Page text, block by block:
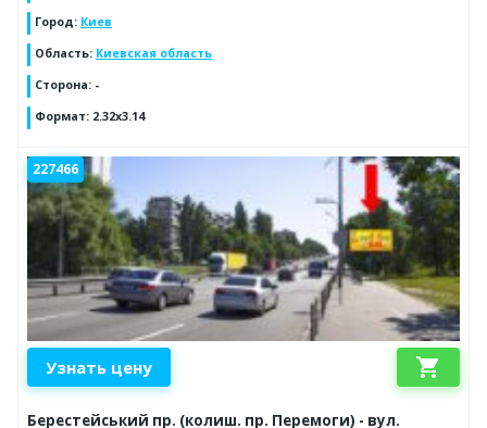
Город: Киев
Область: Киевская область
Сторона: -
Формат: 2.32x3.14
227466
Узнать цену shopping_cart
Берестейський пр. (колиш. пр. Перемоги) - вул.